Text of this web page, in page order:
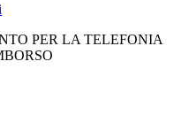
PER LA TELEFONIA